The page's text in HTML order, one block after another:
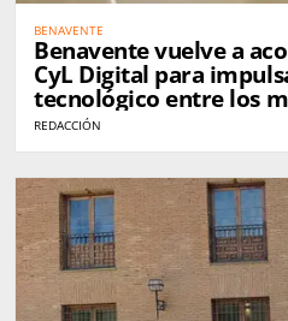
BENAVENTE
Benavente vuelve a
CyL Digital para
tecnológico entre los
REDACCIÓN